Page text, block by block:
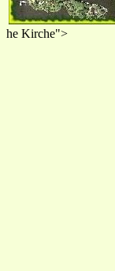
he Kirche">